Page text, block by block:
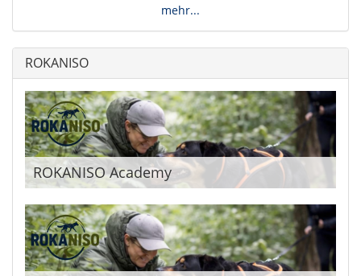
mehr...
ROKANISO
ROKANISO Academy